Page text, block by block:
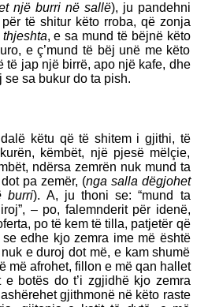
një burri në sallë), ju pandehni
të shitur këto rroba, që zonja
thjeshta, e sa mund të bëjnë këto
e ç’mund të bëj unë me këto
të jap një birrë, apo një kafe, dhe
se sa bukur do ta pish.
këtu që të shitem i gjithi, të
këmbët, një pjesë mëlçie,
ndërsa zemrën nuk mund ta
pa zemër, (nga salla dëgjohet
burri). A, ju thoni se: “mund ta
– po, falemnderit për idenë,
po të kem të tilla, patjetër që
edhe kjo zemra ime më është
e duroj dot më, e kam shumë
më afrohet, fillon e më qan hallet
botës do t’i zgjidhë kjo zemra
gjithmonë në këto raste